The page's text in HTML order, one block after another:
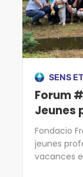
SENS
Forum
Jeunes
Fondacio
jeunes
vacances